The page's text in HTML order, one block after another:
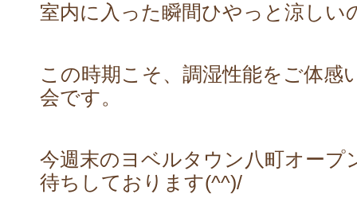
室内に入った瞬間ひやっと涼しい
この時期こそ、調湿性能をご体感
会です。
今週末のヨベルタウン八町オープ
待ちしております(^^)/